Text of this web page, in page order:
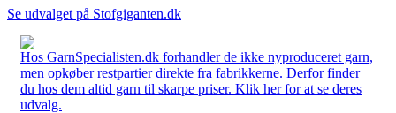
Se udvalget på Stofgiganten.dk
Hos GarnSpecialisten.dk forhandler de ikke nyproduceret garn,
men opkøber restpartier direkte fra fabrikkerne. Derfor finder
du hos dem altid garn til skarpe priser. Klik her for at se deres
udvalg.